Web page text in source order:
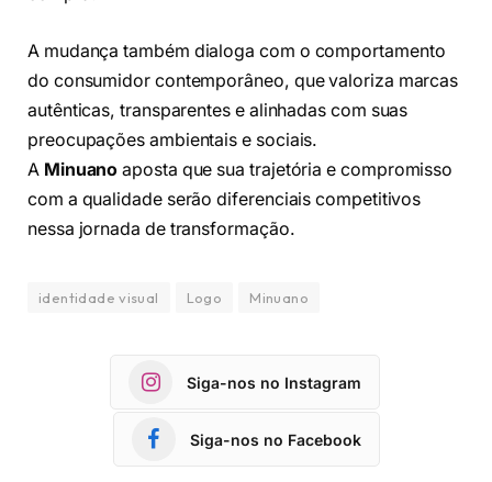
A mudança também dialoga com o comportamento
do consumidor contemporâneo, que valoriza marcas
autênticas, transparentes e alinhadas com suas
preocupações ambientais e sociais.
A Minuano aposta que sua trajetória e compromisso
com a qualidade serão diferenciais competitivos
nessa jornada de transformação.
identidade visual Logo Minuano
Siga-nos no Instagram
Siga-nos no Facebook